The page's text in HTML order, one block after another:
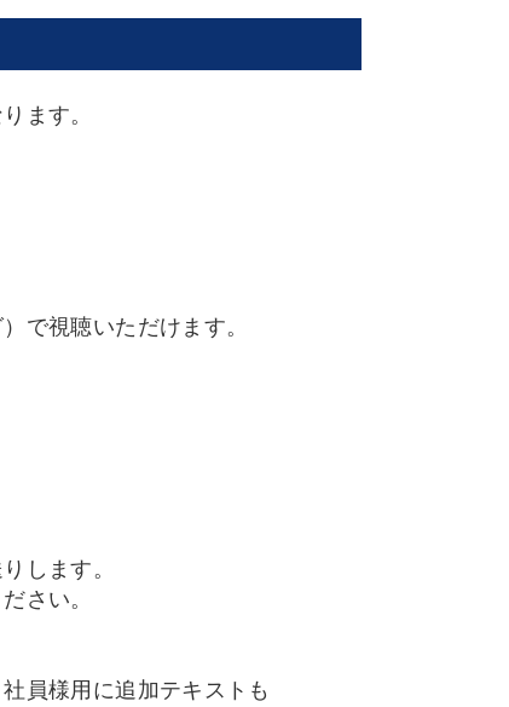
ます。
で視聴いただけます。
します。
さい。
員様用に追加テキストも